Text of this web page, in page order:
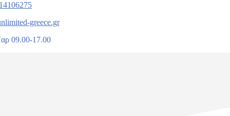
greece.gr
09.00-17.00